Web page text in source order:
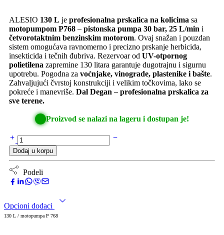
ALESIO 130 L je profesionalna prskalica na kolicima sa
motopumpom P768 – pistonska pumpa 30 bar, 25 L/min i
četvorotaktnim benzinskim motorom. Ovaj snažan i pouzdan
sistem omogućava ravnomerno i precizno prskanje herbicida,
insekticida i tečnih đubriva. Rezervoar od UV-otpornog
polietilena zapremine 130 litara garantuje dugotrajnu i sigurnu
upotrebu. Pogodna za voćnjake, vinograde, plastenike i bašte.
Zahvaljujući čvrstoj konstrukciji i velikim točkovima, lako se
pokreće i manevriše. Dal Degan – profesionalna prskalica za
sve terene.
Proizvod se nalazi na lageru i dostupan je!
Dodaj u korpu
Podeli
Opcioni dodaci
130 L / motopumpa P 768